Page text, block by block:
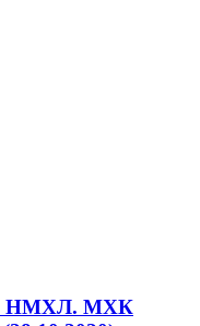
НМХЛ. МХК